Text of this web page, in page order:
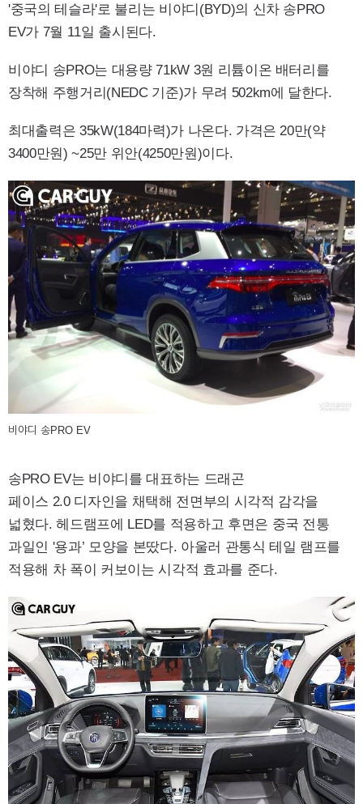
'중국의 테슬라'로 불리는 비야디(BYD)의 신차 송PRO
EV가 7월 11일 출시된다.
비야디 송PRO는 대용량 71kW 3원 리튬이온 배터리를
장착해 주행거리(NEDC 기준)가 무려 502km에 달한다.
최대출력은 35kW(184마력)가 나온다. 가격은 20만(약
3400만원) ~25만 위안(4250만원)이다.
비야디 송PRO EV
송PRO EV는 비야디를 대표하는 드래곤
페이스 2.0 디자인을 채택해 전면부의 시각적 감각을
넓혔다. 헤드램프에 LED를 적용하고 후면은 중국 전통
과일인 '용과’ 모양을 본땄다. 아울러 관통식 테일 램프를
적용해 차 폭이 커보이는 시각적 효과를 준다.